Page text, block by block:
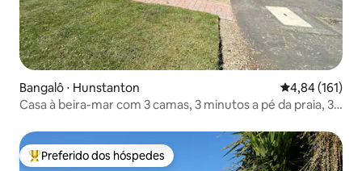
Bangalô ⋅ Hunstanton 4,84 de uma
4,84 (161)
Casa à beira-mar com 3 camas, 3 minutos a pé da praia, 3
Entre os melhores preferidos dos hóspedes
Preferido dos hóspedes